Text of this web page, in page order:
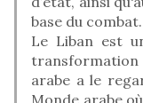
base du combat.
Le Liban est
arabe a le
Monde arabe